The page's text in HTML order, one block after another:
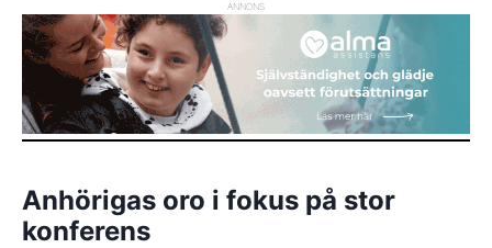
ANNONS
Anhörigas oro i fokus på stor
konferens